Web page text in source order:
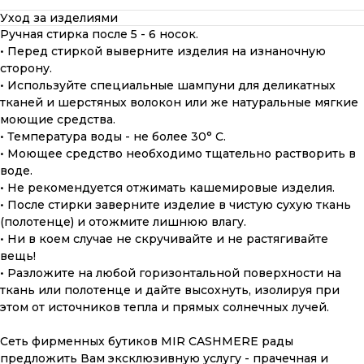
Уход за изделиями
Ручная стирка после 5 - 6 носок.
• Перед стиркой выверните изделия на изнаночную
сторону.
• Используйте специальные шампуни для деликатных
тканей и шерстяных волокон или же натуральные мягкие
моющие средства.
• Температура воды - не более 30° С.
• Моющее средство необходимо тщательно растворить в
воде.
• Не рекомендуется отжимать кашемировые изделия.
• После стирки заверните изделие в чистую сухую ткань
(полотенце) и отожмите лишнюю влагу.
• Ни в коем случае не скручивайте и не растягивайте
вещь!
• Разложите на любой горизонтальной поверхности на
ткань или полотенце и дайте высохнуть, изолируя при
этом от источников тепла и прямых солнечных лучей.
Сеть фирменных бутиков MIR CASHMERE рады
предложить Вам эксклюзивную услугу - прачечная и
ПОДАРОЧНАЯ КАРТА
Что может быть лучше подарка,